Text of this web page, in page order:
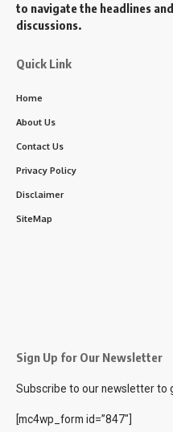
to navigate the headlines
discussions.
Quick Link
Home
About Us
Contact Us
Privacy Policy
Disclaimer
SiteMap
Sign Up for Our Newsletter
Subscribe to our newsletter to
[mc4wp_form id=”847″]